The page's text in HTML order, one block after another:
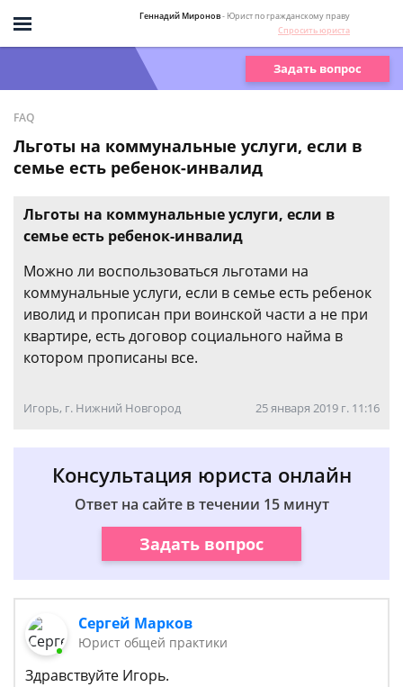
Геннадий Миронов- Юрист по гражданскому праву
Спросить юриста
Задать вопрос
FAQ
Льготы на коммунальные услуги, если в
семье есть ребенок-инвалид
Льготы на коммунальные услуги, если в
семье есть ребенок-инвалид
Можно ли воспользоваться льготами на
коммунальные услуги, если в семье есть ребенок
иволид и прописан при воинской части а не при
квартире, есть договор социального найма в
котором прописаны все.
Игорь, г. Нижний Новгород 25 января 2019 г. 11:16
Консультация юриста онлайн
Ответ на сайте в течении 15 минут
Задать вопрос
Сергей Марков
Юрист общей практики
Здравствуйте Игорь.